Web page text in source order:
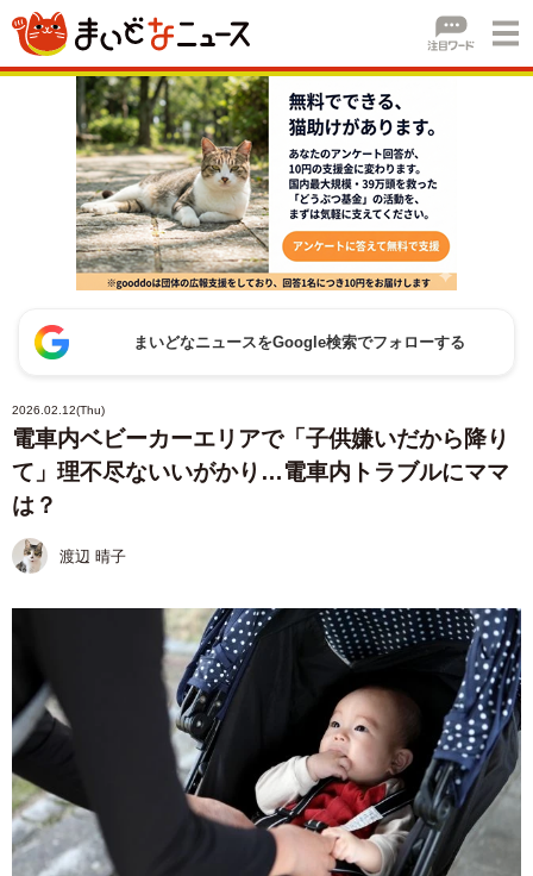
まいどなニュースをGoogle検索でフォローする
2026.02.12(Thu)
電車内ベビーカーエリアで「子供嫌いだから降り
て」理不尽ないいがかり…電車内トラブルにママ
は？
渡辺 晴子